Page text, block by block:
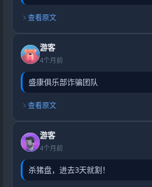
查看原文
游客
4个月前
盛康俱乐部诈骗团队
查看原文
游客
4个月前
杀猪盘，进去3天就割！